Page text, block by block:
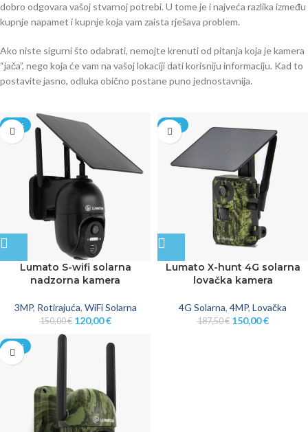
dobro odgovara vašoj stvarnoj potrebi. U tome je i najveća razlika između
kupnje napamet i kupnje koja vam zaista rješava problem.
Ako niste sigurni što odabrati, nemojte krenuti od pitanja koja je kamera
“jača”, nego koja će vam na vašoj lokaciji dati korisniju informaciju. Kad to
postavite jasno, odluka obično postane puno jednostavnija.
-20%
Lumato S-wifi solarna
nadzorna kamera
3MP, Rotirajuća, WiFi Solarna
150,00€ 120,00€
-20%
Lumato X-hunt 4G solarna
lovačka kamera
4G Solarna, 4MP, Lovačka
187,50€ 150,00€
-24%